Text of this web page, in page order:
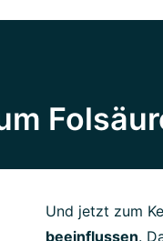
Und jetzt zum
beeinflussen.